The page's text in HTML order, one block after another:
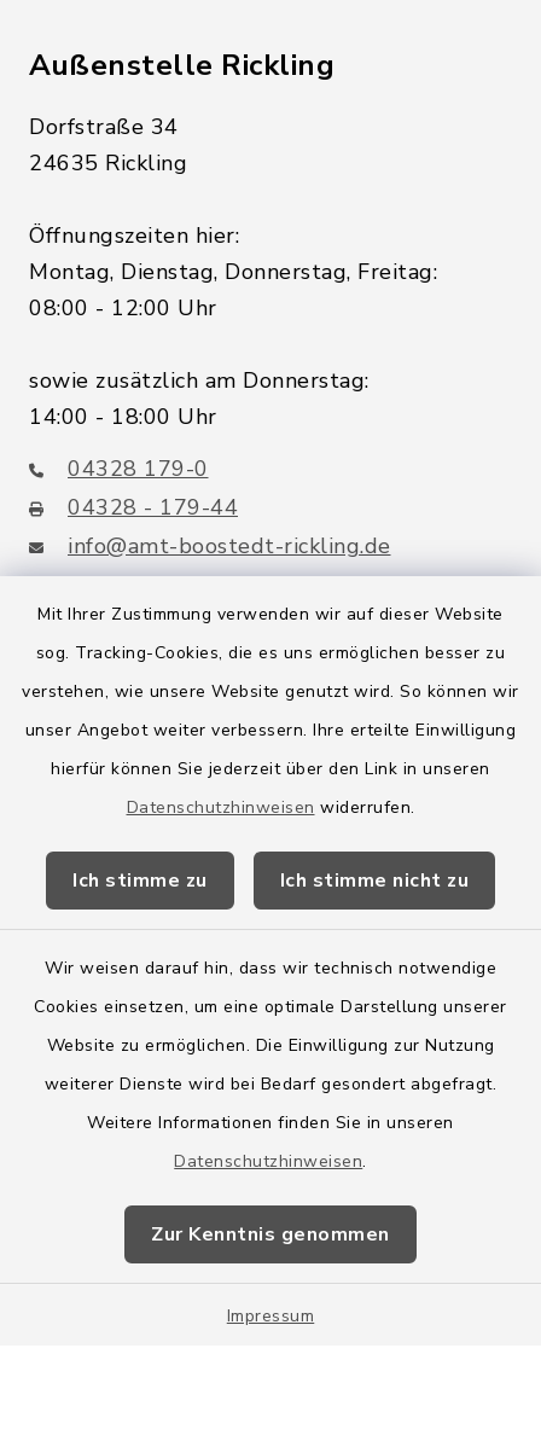
Mit Ihrer Zustimmung verwenden wir auf dieser Website
sog. Tracking-Cookies, die es uns ermöglichen besser zu
verstehen, wie unsere Website genutzt wird. So können wir
unser Angebot weiter verbessern. Ihre erteilte Einwilligung
hierfür können Sie jederzeit über den Link in unseren
Datenschutzhinweisen widerrufen.
Ich stimme zu Ich stimme nicht zu
Wir weisen darauf hin, dass wir technisch notwendige
Cookies einsetzen, um eine optimale Darstellung unserer
Website zu ermöglichen. Die Einwilligung zur Nutzung
weiterer Dienste wird bei Bedarf gesondert abgefragt.
Weitere Informationen finden Sie in unseren
Datenschutzhinweisen.
Zur Kenntnis genommen
Impressum
Außenstelle Rickling
Dorfstraße 34
24635 Rickling
Öffnungszeiten hier:
Montag, Dienstag, Donnerstag, Freitag:
08:00 - 12:00 Uhr
sowie zusätzlich am Donnerstag:
14:00 - 18:00 Uhr
04328 179-0
04328 - 179-44
info@amt-boostedt-rickling.de
Quicklinks
Amt Boostedt-Rickling
Amtsbroschüre
Wege-Zweckverband
Barrierefreiheit
Impressum
Sitemap